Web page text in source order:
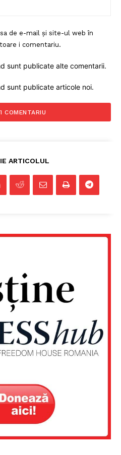
de e-mail și site-ul web în
i comentariu.
sunt publicate alte comentarii.
sunt publicate articole noi.
ARTICOLUL